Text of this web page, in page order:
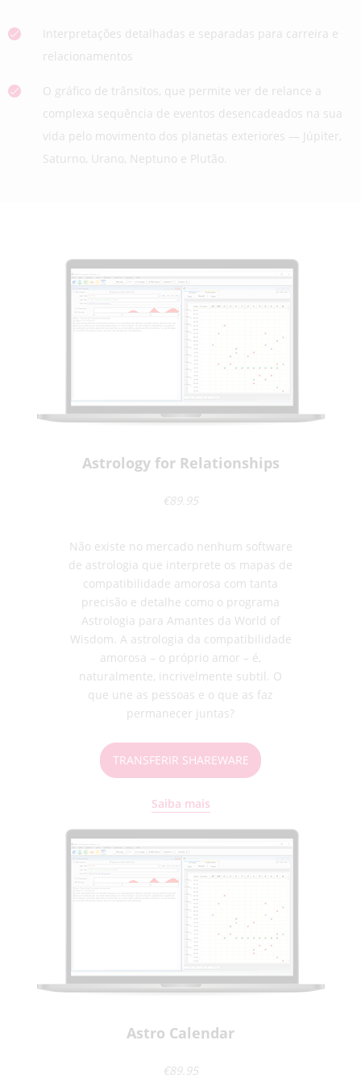
Interpretações detalhadas e separadas para carreira e
relacionamentos
O gráfico de trânsitos, que permite ver de relance a
complexa sequência de eventos desencadeados na sua
vida pelo movimento dos planetas exteriores — Júpiter,
Saturno, Urano, Neptuno e Plutão.
Astrology for Relationships
€89.95
Não existe no mercado nenhum software
de astrologia que interprete os mapas de
compatibilidade amorosa com tanta
precisão e detalhe como o programa
Astrologia para Amantes da World of
Wisdom. A astrologia da compatibilidade
amorosa – o próprio amor – é,
naturalmente, incrivelmente subtil. O
que une as pessoas e o que as faz
permanecer juntas?
TRANSFERIR SHAREWARE
Saiba mais
Astro Calendar
€89.95